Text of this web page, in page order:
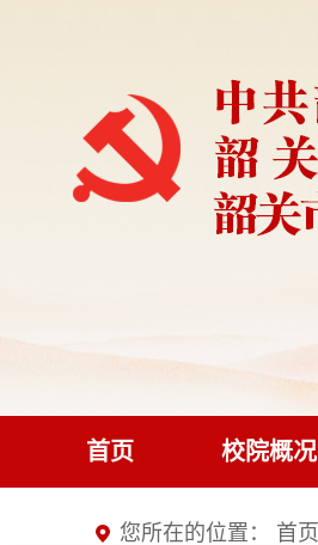
首页 校院概况
您所在的位置： 首页